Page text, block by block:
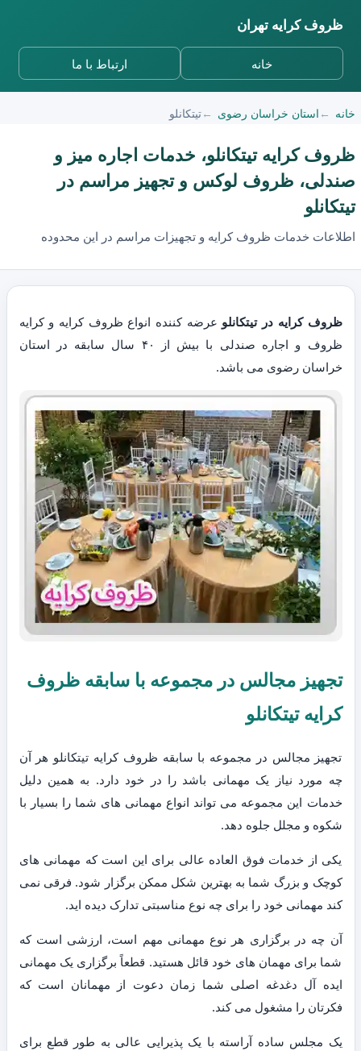
ظروف کرایه تهران
خانه ارتباط با ما
خانه استان خراسان رضوی تیتکانلو
ظروف کرایه تیتکانلو، خدمات اجاره میز و
صندلی، ظروف لوکس و تجهیز مراسم در
تیتکانلو
اطلاعات خدمات ظروف کرایه و تجهیزات مراسم در این محدوده
ظروف کرایه در تیتکانلو عرضه کننده انواع ظروف کرایه و کرایه
ظروف و اجاره صندلی با بیش از ۴۰ سال سابقه در استان
خراسان رضوی می باشد.
تجهیز مجالس در مجموعه با سابقه ظروف
کرایه تیتکانلو
تجهیز مجالس در مجموعه با سابقه ظروف کرایه تیتکانلو هر آن
چه مورد نیاز یک مهمانی باشد را در خود دارد. به همین دلیل
خدمات این مجموعه می تواند انواع مهمانی های شما را بسیار با
شکوه و مجلل جلوه دهد.
یکی از خدمات فوق العاده عالی برای این است که مهمانی های
کوچک و بزرگ شما به بهترین شکل ممکن برگزار شود. فرقی نمی
کند مهمانی خود را برای چه نوع مناسبتی تدارک دیده اید.
آن چه در برگزاری هر نوع مهمانی مهم است، ارزشی است که
شما برای مهمان های خود قائل هستید. قطعاً برگزاری یک مهمانی
ایده آل دغدغه اصلی شما زمان دعوت از مهمانان است که
فکرتان را مشغول می کند.
یک مجلس ساده آراسته با یک پذیرایی عالی به طور قطع برای